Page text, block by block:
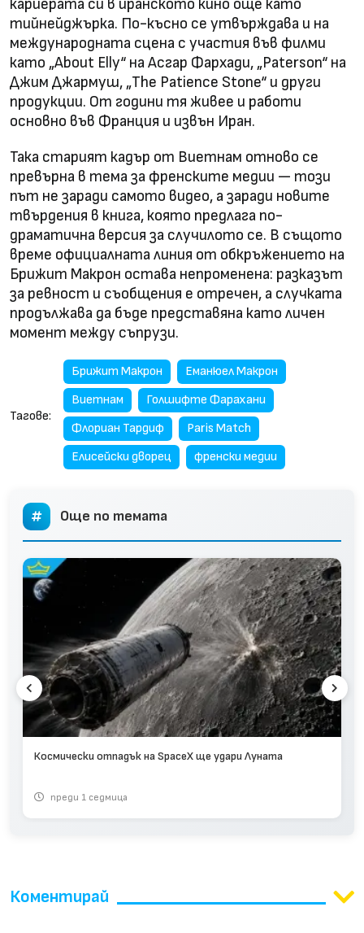
кариерата си в иранското кино още като
тийнейджърка. По-късно се утвърждава и на
международната сцена с участия във филми
като „About Elly“ на Асгар Фархади, „Paterson“ на
Джим Джармуш, „The Patience Stone“ и други
продукции. От години тя живее и работи
основно във Франция и извън Иран.
Така старият кадър от Виетнам отново се
превърна в тема за френските медии — този
път не заради самото видео, а заради новите
твърдения в книга, която предлага по-
драматична версия за случилото се. В същото
време официалната линия от обкръжението на
Брижит Макрон остава непроменена: разказът
за ревност и съобщения е отречен, а случката
продължава да бъде представяна като личен
момент между съпрузи.
Тагове:
Брижит Макрон
Еманюел Макрон
Виетнам
Голшифте Фарахани
Флориан Тардиф
Paris Match
Елисейски дворец
френски медии
Още по темата
Космически отпадък на SpaceX ще удари Луната
преди 1 седмица
Коментирай